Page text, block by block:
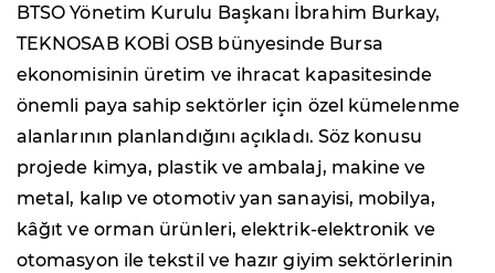
BTSO Yönetim Kurulu Başkanı İbrahim Burkay,
TEKNOSAB KOBİ OSB bünyesinde Bursa
ekonomisinin üretim ve ihracat kapasitesinde
önemli paya sahip sektörler için özel kümelenme
alanlarının planlandığını açıkladı. Söz konusu
projede kimya, plastik ve ambalaj, makine ve
metal, kalıp ve otomotiv yan sanayisi, mobilya,
kâğıt ve orman ürünleri, elektrik-elektronik ve
otomasyon ile tekstil ve hazır giyim sektörlerinin